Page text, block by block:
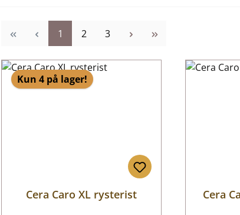
Side
1 Side
2 Side
3
Kun 4 på lager!
Cera Caro XL rysterist Cera